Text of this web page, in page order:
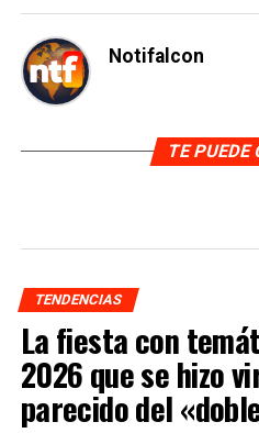
Notifalcon
TE PUEDE
TENDENCIAS
La fiesta con
2026 que se hizo
parecido del